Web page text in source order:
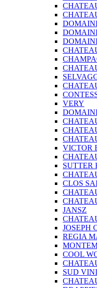
VERY
VICTOR
SUTTER
CLOS
JANSZ
JOSEPH
REGIA
COOL
SUD VINI